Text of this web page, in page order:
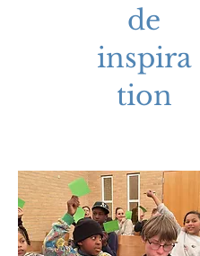
de
inspira
tion